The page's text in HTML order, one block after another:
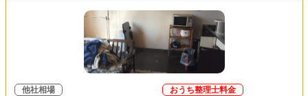
他社相場 おうち整理士料金